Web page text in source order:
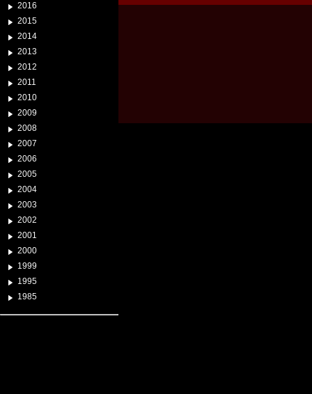
2016
2015
2014
2013
2012
2011
2010
2009
2008
2007
2006
2005
2004
2003
2002
2001
2000
1999
1995
1985